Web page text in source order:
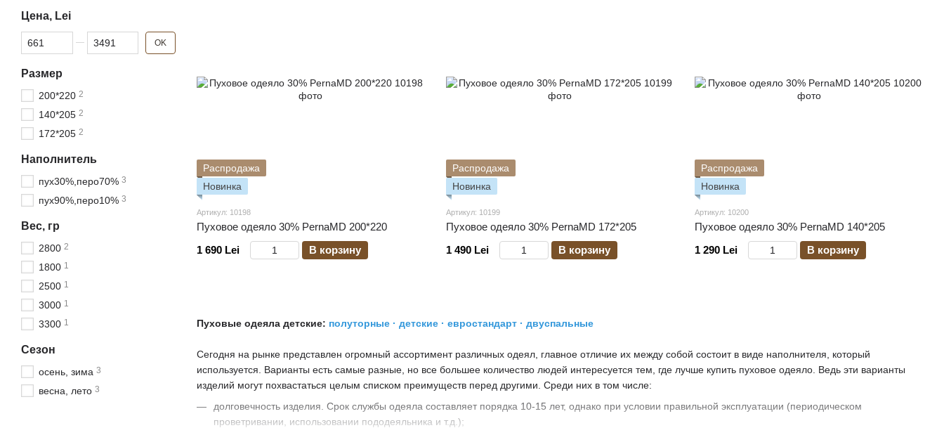
Пуховые одеяла детские: полуторные · детские · евростандарт · двуспальные
Сегодня на рынке представлен огромный ассортимент различных одеял, главное отличие их между собой состоит в виде наполнителя, который
используется. Варианты есть самые разные, но все большее количество людей интересуется тем, где лучше купить пуховое одеяло. Ведь эти варианты
изделий могут похвастаться целым списком преимуществ перед другими. Среди них в том числе:
долговечность изделия. Срок службы одеяла составляет порядка 10-15 лет, однако при условии правильной эксплуатации (периодическом
проветривании, использовании пододеяльника и т.д.);
Распродажа
Новинка
Артикул: 10198
Пуховое одеяло 30% PernaMD 200*220
1 690 Lei
В корзину
Распродажа
Новинка
Артикул: 10199
Пуховое одеяло 30% PernaMD 172*205
1 490 Lei
В корзину
Распродажа
Новинка
Артикул: 10200
Пуховое одеяло 30% PernaMD 140*205
1 290 Lei
В корзину
Цена, Lei
От Цена, Lei
До Цена, Lei OK
Размер
200*220 2
140*205 2
172*205 2
Наполнитель
пух30%,перо70% 3
пух90%,перо10% 3
Вес, гр
2800 2
1800 1
2500 1
3000 1
3300 1
Сезон
осень, зима 3
весна, лето 3